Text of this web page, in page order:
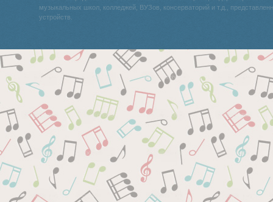
музыкальных школ, колледжей, ВУЗов, консерваторий и т.д.,
устройств.